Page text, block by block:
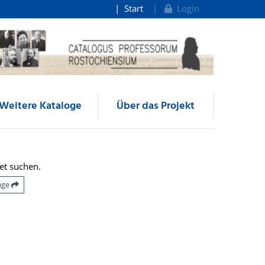
Start Login
Kataloge Über das Projekt
suchen.